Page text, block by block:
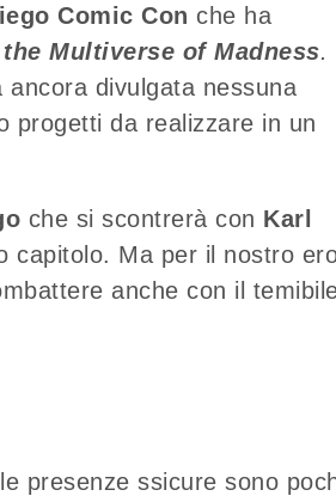
Comic Con che ha
Multiverse of Madness.
divulgata nessuna
progetti da realizzare in un
che si scontrerà con Karl
capitolo. Ma per il nostro
anche con il
presenze ssicure sono